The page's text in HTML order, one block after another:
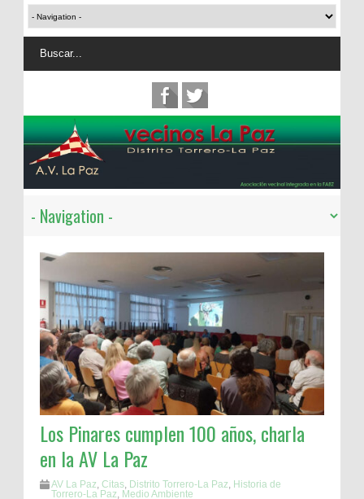
Los Pinares cumplen 100 años, charla
en la AV La Paz
AV La Paz, Citas, Distrito Torrero-La Paz, Historia de
Torrero-La Paz, Medio Ambiente